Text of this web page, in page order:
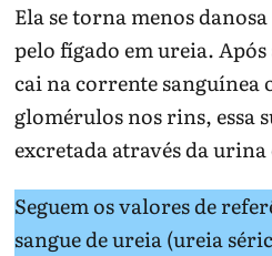
Ela se torna menos
pelo fígado em ureia.
cai na corrente sanguínea
glomérulos nos rins, essa
excretada através da urina
Seguem os valores de
sangue de ureia (ureia